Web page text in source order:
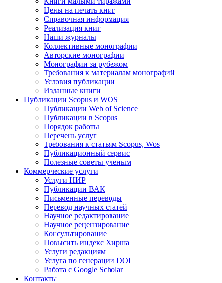
Цены на печать книг
Справочная информация
Реализация книг
Наши журналы
Коллективные монографии
Авторские монографии
Монографии за рубежом
Требования к материалам монографий
Условия публикации
Изданные книги
Публикации Scopus и WOS
Публикации Web of Science
Публикации в Scopus
Порядок работы
Перечень услуг
Требования к статьям Scopus, Wos
Публикационный сервис
Полезные советы ученым
Коммерческие услуги
Услуги НИР
Публикации ВАК
Письменные переводы
Перевод научных статей
Научное редактирование
Научное рецензирование
Консультирование
Повысить индекс Хирша
Услуги редакциям
Услуга по генерации DOI
Работа с Google Scholar
Контакты